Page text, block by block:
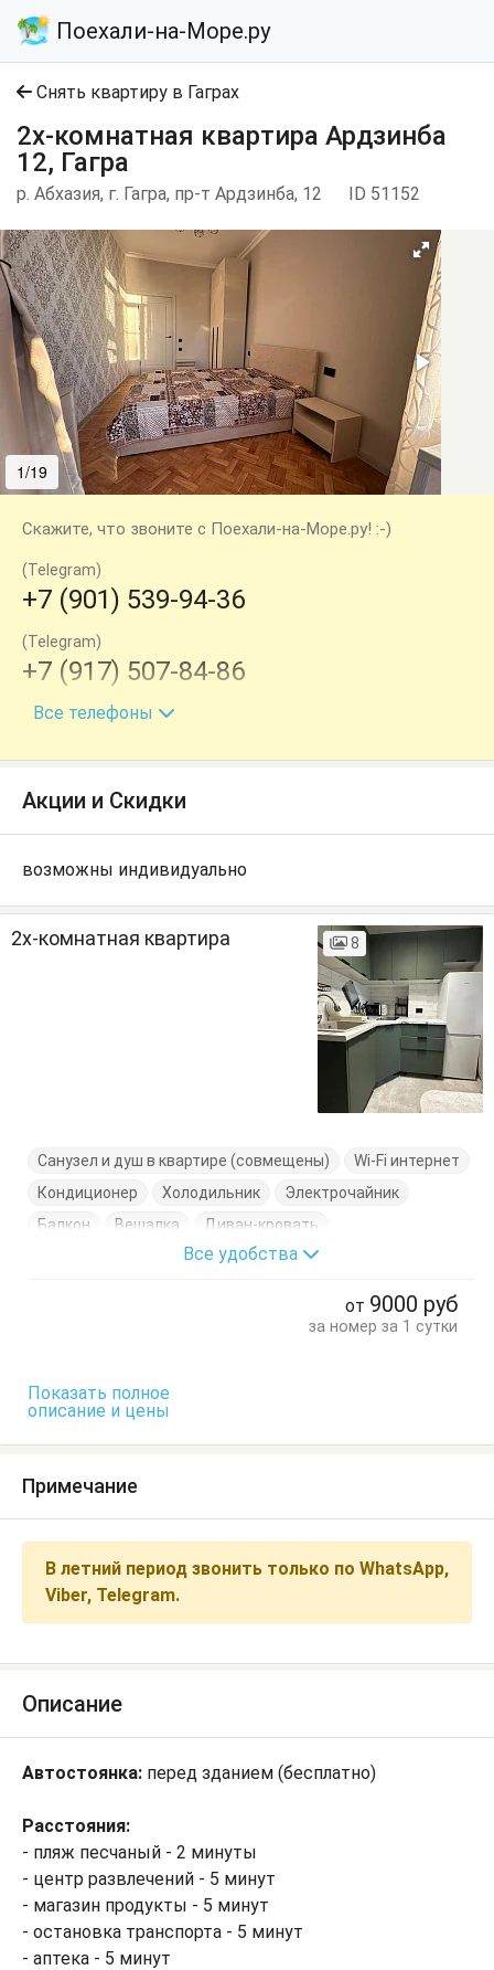
Поехали-на-Море.ру
Снять квартиру в Гаграх
2х-комнатная квартира Ардзинба
12, Гагра
р. Абхазия, г. Гагра, пр-т Ардзинба, 12 ID 51152
1/19
Скажите, что звоните с Поехали-на-Море.ру! :-)
(Telegram)
+7 (901) 539-94-36
(Telegram)
+7 (917) 507-84-86
только в летний период
Все телефоны
Акции и Скидки
возможны индивидуально
2х-комнатная квартира 8
Санузел и душ в квартире (совмещены)
Wi-Fi интернет
Кондиционер
Холодильник
Электрочайник
Балкон
Вешалка
Диван-кровать
Кровать двуспальная
Кухонный стол
Все удобства
от 9000 руб
за номер за 1 сутки
Показать полное
описание и цены
Примечание
В летний период звонить только по WhatsApp,
Viber, Telegram.
Описание
Автостоянка: перед зданием (бесплатно)
Расстояния:
- пляж песчаный - 2 минуты
- центр развлечений - 5 минут
- магазин продукты - 5 минут
- остановка транспорта - 5 минут
- аптека - 5 минут